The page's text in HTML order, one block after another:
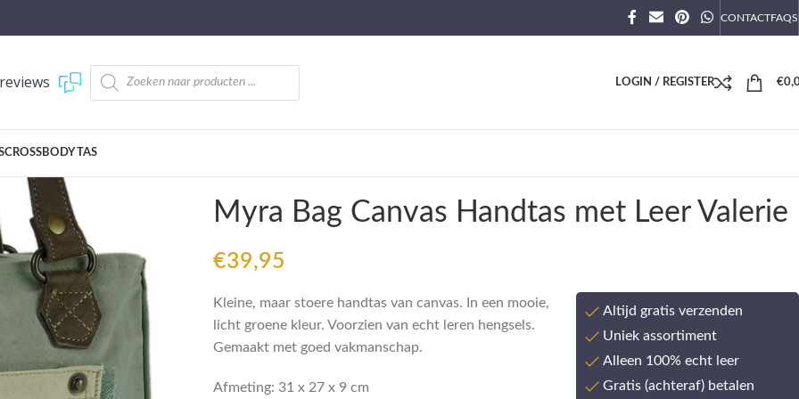
CONTACTFAQS
LOGIN / REGISTER €
CROSSBODY TAS
Myra Bag Canvas Handtas met Leer Valerie
€39,95
Kleine, maar stoere handtas van canvas. In een mooie,
licht groene kleur. Voorzien van echt leren hengsels.
Gemaakt met goed vakmanschap.
Afmeting: 31 x 27 x 9 cm
Altijd gratis verzenden
Uniek assortiment
Alleen 100% echt leer
Gratis (achteraf) betalen